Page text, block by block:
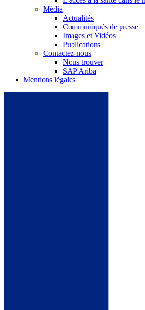
Média
Actualités
Communiqués de presse
Images et Vidéos
Publications
Contactez-nous
Nous trouver
SAP Ariba
Mentions légales